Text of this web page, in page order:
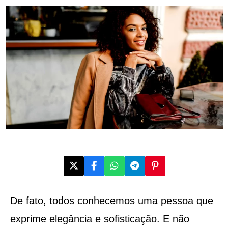
De fato, todos conhecemos uma pessoa que
exprime elegância e sofisticação. E não